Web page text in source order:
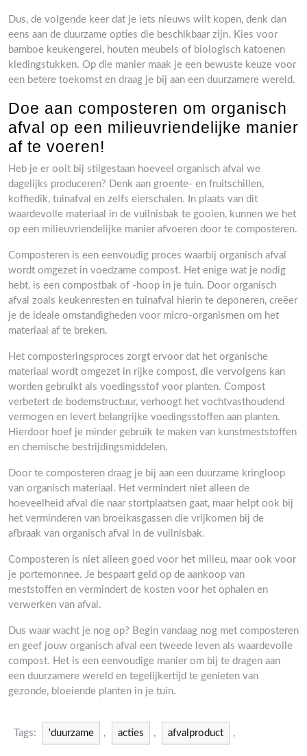
Dus, de volgende keer dat je iets nieuws wilt kopen, denk dan
eens aan de duurzame opties die beschikbaar zijn. Kies voor
bamboe keukengerei, houten meubels of biologisch katoenen
kledingstukken. Op die manier maak je een bewuste keuze voor
een betere toekomst en draag je bij aan een duurzamere wereld.
Doe aan composteren om organisch
afval op een milieuvriendelijke manier
af te voeren!
Heb je er ooit bij stilgestaan hoeveel organisch afval we
dagelijks produceren? Denk aan groente- en fruitschillen,
koffiedik, tuinafval en zelfs eierschalen. In plaats van dit
waardevolle materiaal in de vuilnisbak te gooien, kunnen we het
op een milieuvriendelijke manier afvoeren door te composteren.
Composteren is een eenvoudig proces waarbij organisch afval
wordt omgezet in voedzame compost. Het enige wat je nodig
hebt, is een compostbak of -hoop in je tuin. Door organisch
afval zoals keukenresten en tuinafval hierin te deponeren, creëer
je de ideale omstandigheden voor micro-organismen om het
materiaal af te breken.
Het composteringsproces zorgt ervoor dat het organische
materiaal wordt omgezet in rijke compost, die vervolgens kan
worden gebruikt als voedingsstof voor planten. Compost
verbetert de bodemstructuur, verhoogt het vochtvasthoudend
vermogen en levert belangrijke voedingsstoffen aan planten.
Hierdoor hoef je minder gebruik te maken van kunstmeststoffen
en chemische bestrijdingsmiddelen.
Door te composteren draag je bij aan een duurzame kringloop
van organisch materiaal. Het vermindert niet alleen de
hoeveelheid afval die naar stortplaatsen gaat, maar helpt ook bij
het verminderen van broeikasgassen die vrijkomen bij de
afbraak van organisch afval in de vuilnisbak.
Composteren is niet alleen goed voor het milieu, maar ook voor
je portemonnee. Je bespaart geld op de aankoop van
meststoffen en vermindert de kosten voor het ophalen en
verwerken van afval.
Dus waar wacht je nog op? Begin vandaag nog met composteren
en geef jouw organisch afval een tweede leven als waardevolle
compost. Het is een eenvoudige manier om bij te dragen aan
een duurzamere wereld en tegelijkertijd te genieten van
gezonde, bloeiende planten in je tuin.
Tags: 'duurzame , acties , afvalproduct ,